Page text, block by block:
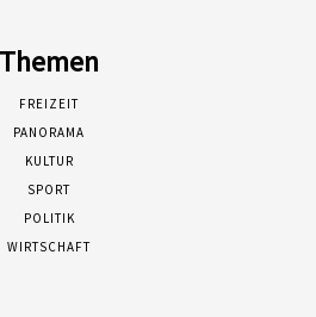
Themen
FREIZEIT
PANORAMA
KULTUR
SPORT
POLITIK
WIRTSCHAFT